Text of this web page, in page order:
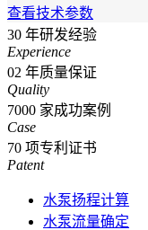
查看技术参数
30 年研发经验
Experience
02 年质量保证
Quality
7000 家成功案例
Case
70 项专利证书
Patent
水泵扬程计算
水泵流量确定